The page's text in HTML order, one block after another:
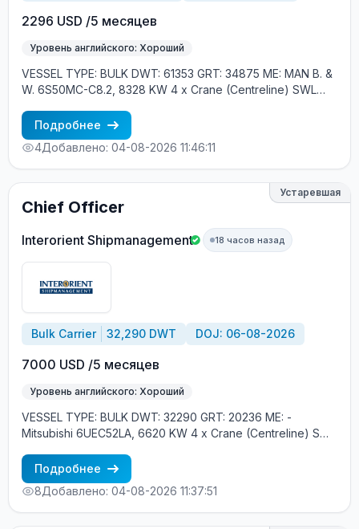
2296 USD /5 месяцев
Уровень английского: Хороший
VESSEL TYPE: BULK DWT: 61353 GRT: 34875 ME: MAN B. &
W. 6S50MC-C8.2, 8328 KW 4 x Crane (Centreline) SWL
BUILT: 2013, JAPAN MIN REQUIREMENTS: - EXPERIENCE
MIN. 1 CONTR. - RUSSIAN NATIONAL - CARGO CRANES
EXPERIENCE
Подробнее
4Добавлено: 04-08-2026 11:46:11
Устаревшая
Chief Officer
Interorient Shipmanagement 18 часов назад
Bulk Carrier 32,290 DWT DOJ: 06-08-2026
7000 USD /5 месяцев
Уровень английского: Хороший
VESSEL TYPE: BULK DWT: 32290 GRT: 20236 ME: -
Mitsubishi 6UEC52LA, 6620 KW 4 x Crane (Centreline) SWL
- MINIMUM 1 YEAR IN RANK - RUSSIAN NATIONAL
Подробнее
8Добавлено: 04-08-2026 11:37:51